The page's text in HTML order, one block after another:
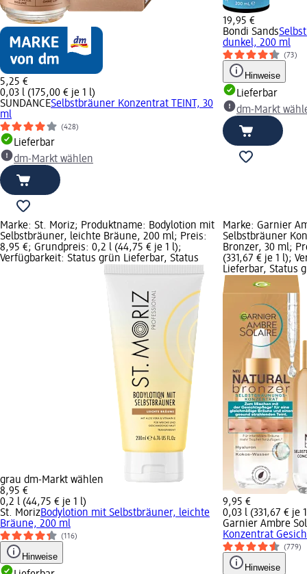
5,25 €
0,03 l (175,00 € je 1 l)
SUNDANCESelbstbräuner Konzentrat TEINT, 30
ml
(428)
Lieferbar
dm-Markt wählen
19,95 €
Bondi Sands
dunkel, 200 ml
(73)
Hinweise
Lieferbar
dm-Markt
Marke: St. Moriz; Produktname: Bodylotion mit
Selbstbräuner, leichte Bräune, 200 ml; Preis:
8,95 €; Grundpreis: 0,2 l (44,75 € je 1 l);
Verfügbarkeit: Status grün Lieferbar, Status
grau dm-Markt wählen
8,95 €
0,2 l (44,75 € je 1 l)
St. MorizBodylotion mit Selbstbräuner, leichte
Bräune, 200 ml
(116)
Hinweise
Marke: Garnier
Selbstbräuner
Bronzer, 30 ml;
(331,67 € je 1 l);
Lieferbar, Status
9,95 €
0,03 l (331,67 € je
Garnier Ambre
Konzentrat
(779)
Hinweise